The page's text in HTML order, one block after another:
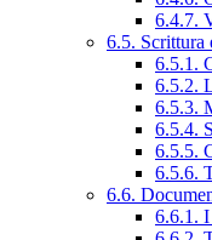
6.4.7.
6.5. Scrittura
6.5.1.
6.5.2.
6.5.3.
6.5.4.
6.5.5.
6.5.6.
6.6.
6.6.1.